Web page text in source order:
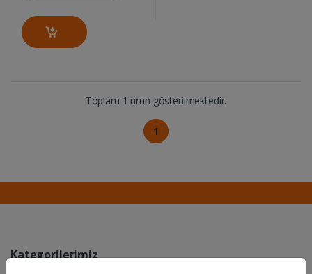
Toplam 1 ürün gösterilmektedir.
1
Kategorilerimiz